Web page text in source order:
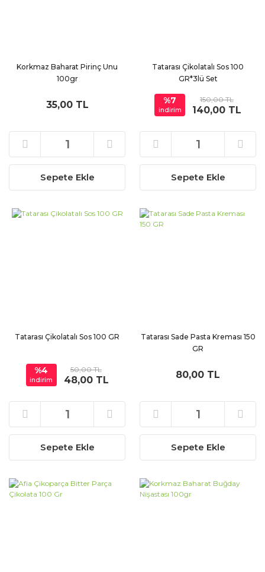
Korkmaz Baharat Pirinç Unu
100gr
35,00 TL
Sepete Ekle
Tatarası Çikolatalı Sos 100
GR*3lü Set
%7
indirim
150,00 TL
140,00 TL
Sepete Ekle
Tatarası Çikolatalı Sos 100 GR
%4
indirim
50,00 TL
48,00 TL
Sepete Ekle
Tatarası Sade Pasta Kreması 150
GR
80,00 TL
Sepete Ekle